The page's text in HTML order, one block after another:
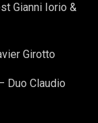
Gianni Iorio &
Girotto
Duo Claudio